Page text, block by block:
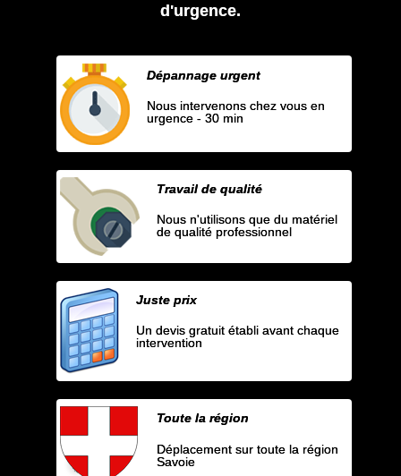
d'urgence.
Dépannage urgent
Nous intervenons chez vous en
urgence - 30 min
Travail de qualité
Nous n'utilisons que du matériel
de qualité professionnel
Juste prix
Un devis gratuit établi avant chaque
intervention
Toute la région
Déplacement sur toute la région
Savoie